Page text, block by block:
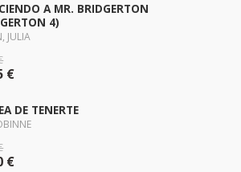
A MR. BRIDGERTON
4)
JULIA
€
DE TENERTE
€